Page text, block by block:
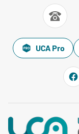
UCA Pro